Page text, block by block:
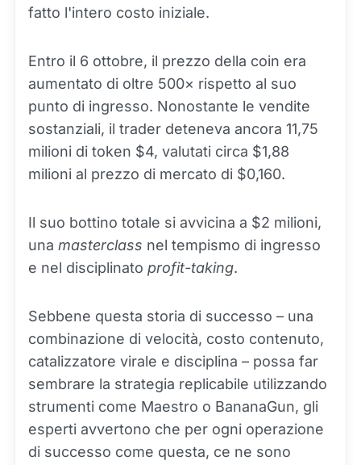
fatto l'intero costo iniziale.
Entro il 6 ottobre, il prezzo della coin era
aumentato di oltre 500× rispetto al suo
punto di ingresso. Nonostante le vendite
sostanziali, il trader deteneva ancora 11,75
milioni di token $4, valutati circa $1,88
milioni al prezzo di mercato di $0,160.
Il suo bottino totale si avvicina a $2 milioni,
una masterclass nel tempismo di ingresso
e nel disciplinato profit-taking.
Sebbene questa storia di successo – una
combinazione di velocità, costo contenuto,
catalizzatore virale e disciplina – possa far
sembrare la strategia replicabile utilizzando
strumenti come Maestro o BananaGun, gli
esperti avvertono che per ogni operazione
di successo come questa, ce ne sono